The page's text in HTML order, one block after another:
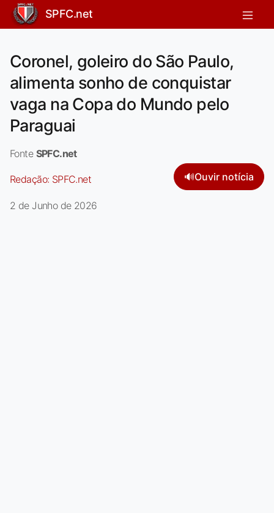
SPFC.net
Coronel, goleiro do São Paulo,
alimenta sonho de conquistar
vaga na Copa do Mundo pelo
Paraguai
Fonte SPFC.net
Redação: SPFC.net 🔊Ouvir notícia
2 de Junho de 2026